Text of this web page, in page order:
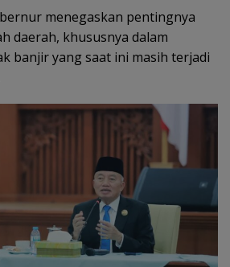
menegaskan pentingnya
daerah, khususnya dalam
banjir yang saat ini masih terjadi